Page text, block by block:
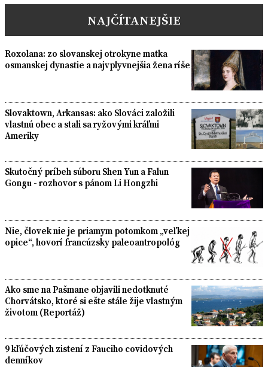
NAJČÍTANEJŠIE
Roxolana: zo slovanskej otrokyne matka
osmanskej dynastie a najvplyvnejšia žena ríše
Slovaktown, Arkansas: ako Slováci založili
vlastnú obec a stali sa ryžovými kráľmi
Ameriky
Skutočný príbeh súboru Shen Yun a Falun
Gongu - rozhovor s pánom Li Hongzhi
Nie, človek nie je priamym potomkom „veľkej
opice“, hovorí francúzsky paleoantropológ
Ako sme na Pašmane objavili nedotknuté
Chorvátsko, ktoré si ešte stále žije vlastným
životom (Reportáž)
9 kľúčových zistení z Fauciho covidových
denníkov